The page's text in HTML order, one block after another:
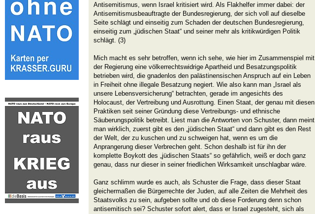
Antisemitismus, wenn Israel kritisiert wird. Als Flakhelfer immer dabei: der
Antisemitismusbeauftragte der Bundesregierung, der sich voll auf dieselbe
Seite schlägt und einseitig zum Schaden der deutschen Bundesregierung,
einseitig zum „jüdischen Staat“ und seiner mehr als kritikwürdigen Politik
schlägt. (3)
Mich macht es sehr betroffen, wenn ich sehe, wie hier im Zusammenspiel mit
der Regierung eine völkerrechtswidrige Apartheid und Besatzungspolitik
betrieben wird, die gnadenlos den palästinensischen Anspruch auf ein Leben
in Freiheit ohne illegale Besatzung negiert. Wie also kann man „Israel als
unsere Lebensversicherung“ betrachten, gerade im angesichts des
Holocaust, der Vertreibung und Ausrottung. Einen Staat, der genau mit diesen
Praktiken seit seiner Gründung diese Vertreibungs- und ethnische
Säuberungspolitik betreibt. Liest man die Antworten von Schuster, dann meint
man wirklich, zuerst gibt es den „jüdischen Staat“ und dann gibt es den Rest
der Welt, der zu kuschen und zu schweigen hat, wenn es um die
Anprangerung dieser Verbrechen geht. Schon deshalb ist für ihn der
komplette Boykott des „jüdischen Staats“ so gefährlich, weiß er doch ganz
genau, dass nur dieser in seiner friedlichen Wirksamkeit unschlagbar wäre.
Ganz schlimm wurde es auch, als Schuster die Frage, dass dieser Staat
gleichermaßen die Bürgerrechte der Juden, auf alle Zeiten die Mehrheit des
Staatsvolks zu sein, aufgeben sollte und ob diese Forderung denn schon
antisemitisch sei? Schuster sofort alert, dass er Israel zugesteht, sich als